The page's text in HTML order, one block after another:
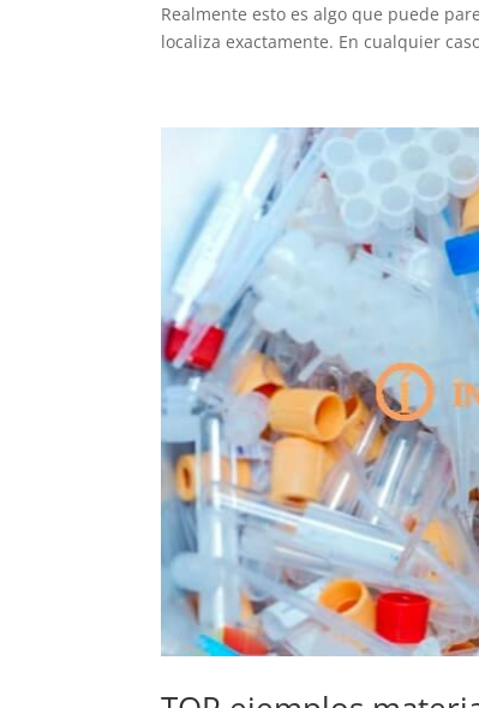
Realmente esto es algo que puede
localiza exactamente. En cualquier